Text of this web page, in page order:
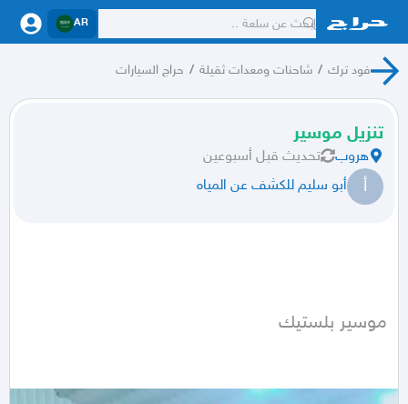
AR
فود ترك / شاحنات ومعدات ثقيلة / حراج السيارات
تنزيل موسير
هروب تحديث قبل أسبوعين
أ أبو سليم للكشف عن المياه
موسير بلستيك